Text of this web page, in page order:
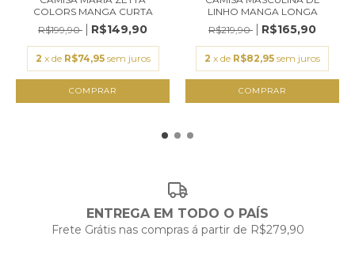
COLORS MANGA CURTA
R$199,90
R$149,90
2 x de R$74,95 sem juros
COMPRAR
LINHO MANGA LONGA
R$219,90
R$165,90
2 x de R$82,95 sem juros
COMPRAR
ENTREGA EM TODO O PAÍS
Frete Grátis nas compras á partir de R$279,90